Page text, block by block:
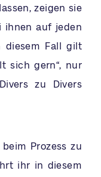
zeigen sie
ihnen auf jeden
diesem Fall gilt
sich gern“, nur
zu Divers
Prozess zu
ihr in diesem